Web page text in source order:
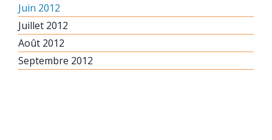
Juin 2012
Juillet 2012
Août 2012
Septembre 2012